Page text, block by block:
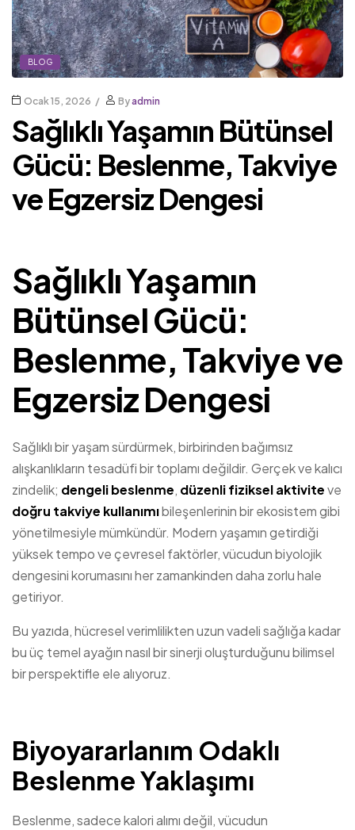
BLOG
Ocak 15, 2026 Byadmin
Sağlıklı Yaşamın Bütünsel
Gücü: Beslenme, Takviye
ve Egzersiz Dengesi
Sağlıklı Yaşamın
Bütünsel Gücü:
Beslenme, Takviye ve
Egzersiz Dengesi
Sağlıklı bir yaşam sürdürmek, birbirinden bağımsız
alışkanlıkların tesadüfi bir toplamı değildir. Gerçek ve kalıcı
zindelik; dengeli beslenme, düzenli fiziksel aktiviteve
doğru takviye kullanımıbileşenlerinin bir ekosistem gibi
yönetilmesiyle mümkündür. Modern yaşamın getirdiği
yüksek tempo ve çevresel faktörler, vücudun biyolojik
dengesini korumasını her zamankinden daha zorlu hale
getiriyor.
Bu yazıda, hücresel verimlilikten uzun vadeli sağlığa kadar
bu üç temel ayağın nasıl bir sinerji oluşturduğunu bilimsel
bir perspektifle ele alıyoruz.
Biyoyararlanım Odaklı
Beslenme Yaklaşımı
Beslenme, sadece kalori alımı değil, vücudun